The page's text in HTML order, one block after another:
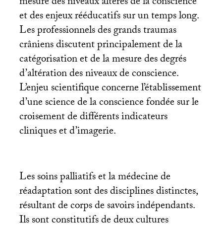
et des enjeux rééducatifs sur un temps long.
Les professionnels des grands traumas
crâniens discutent principalement de la
catégorisation et de la mesure des degrés
d’altération des niveaux de conscience.
L’enjeu scientifique concerne l’établissement
d’une science de la conscience fondée sur le
croisement de différents indicateurs
cliniques et d’imagerie.
Les soins palliatifs et la médecine de
réadaptation sont des disciplines distinctes,
résultant de corps de savoirs indépendants.
Ils sont constitutifs de deux cultures